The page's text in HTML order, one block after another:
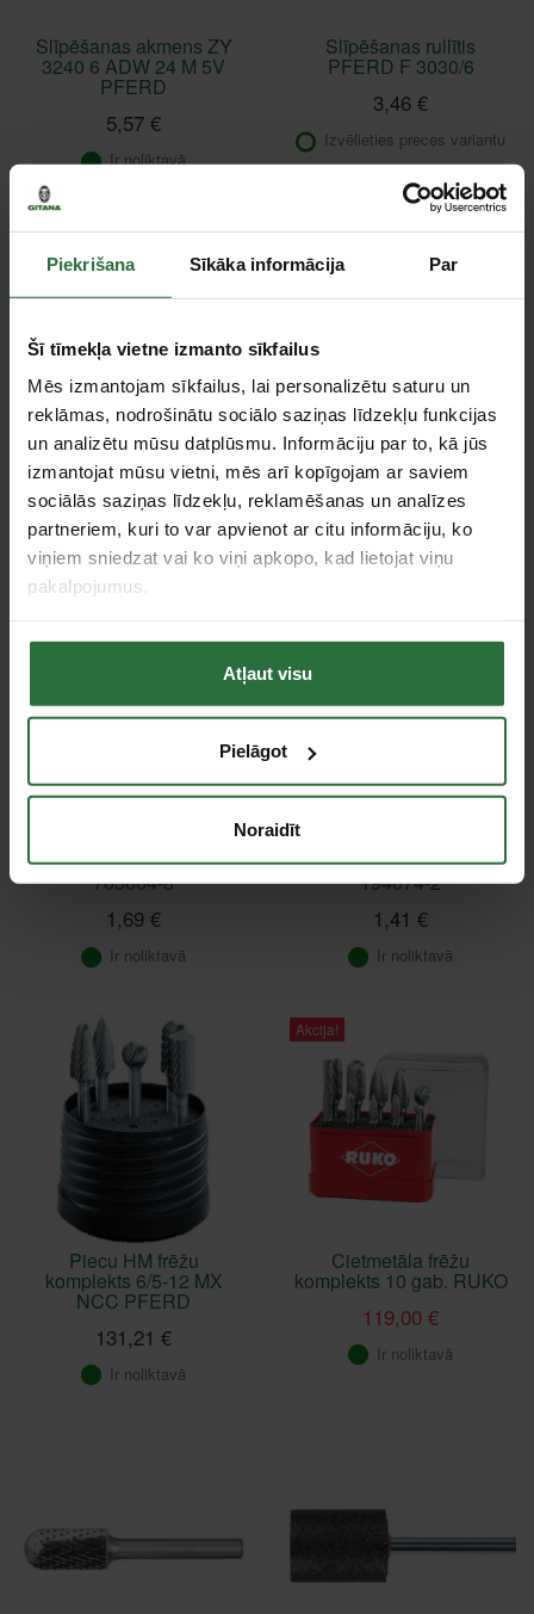
Piekrišana Sīkāka informācija Par
Šī tīmekļa vietne izmanto sīkfailus
Mēs izmantojam sīkfailus, lai personalizētu saturu un
reklāmas, nodrošinātu sociālo saziņas līdzekļu funkcijas
un analizētu mūsu datplūsmu. Informāciju par to, kā jūs
izmantojat mūsu vietni, mēs arī kopīgojam ar saviem
sociālās saziņas līdzekļu, reklamēšanas un analīzes
partneriem, kuri to var apvienot ar citu informāciju, ko
viņiem sniedzat vai ko viņi apkopo, kad lietojat viņu
pakalpojumus.
Atļaut visu
Pielāgot
Noraidīt
Slīpēšanas akmens ZY
3240 6 ADW 24 M 5V
PFERD
5,57 €
Ir noliktavā
Slīpēšanas rullītis
PFERD F 3030/6
3,46 €
Izvēlieties preces variantu
Slīplente PFERD GSB
1530 CO COOL
0,73 €
Izvēlieties preces variantu
Cietmetāla frēze PFERD
HM ZYAS 1225/6 ALU
33,52 €
Ir noliktavā
Uzgrieznis MAKITA
763664-8
1,69 €
Ir noliktavā
Oglītes CB325 MAKITA
194074-2
1,41 €
Ir noliktavā
Piecu HM frēžu
komplekts 6/5-12 MX
NCC PFERD
131,21 €
Ir noliktavā
Akcija!
Cietmetāla frēžu
komplekts 10 gab. RUKO
119,00 €
Ir noliktavā